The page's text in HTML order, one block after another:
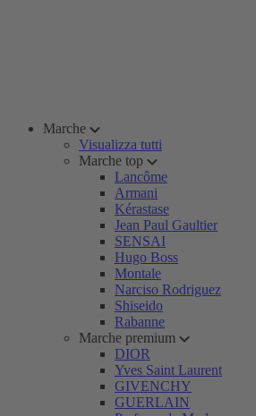
Marche
Visualizza tutti
Marche top
Lancôme
Armani
Kérastase
Jean Paul Gaultier
SENSAI
Hugo Boss
Montale
Narciso Rodriguez
Shiseido
Rabanne
Marche premium
DIOR
Yves Saint Laurent
GIVENCHY
GUERLAIN